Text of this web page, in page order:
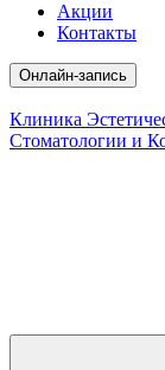
Акции
Контакты
Онлайн-запись
Клиника
Стоматологии и